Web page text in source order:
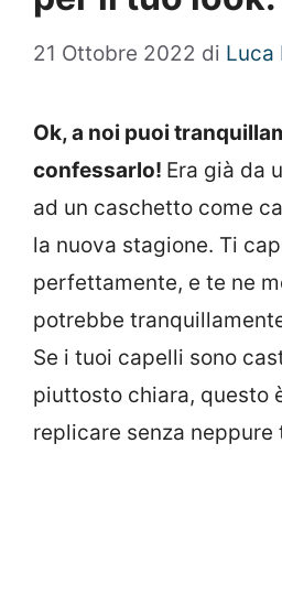
21 Ottobre 2022 di Luca
Ok, a noi puoi
confessarlo! Era già da
ad un caschetto come
la nuova stagione. Ti
perfettamente, e te ne
potrebbe
Se i tuoi capelli sono
piuttosto chiara, questo
replicare senza neppure